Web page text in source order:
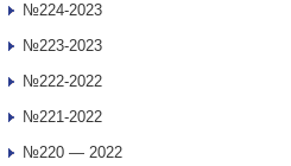
№224-2023
№223-2023
№222-2022
№221-2022
№220 — 2022